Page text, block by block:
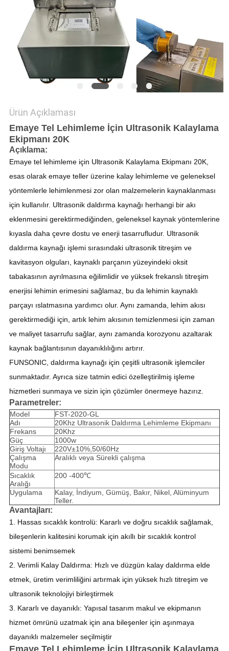
Ürün Açıklaması
Emaye Tel Lehimleme İçin Ultrasonik Kalaylama
Ekipmanı 20K
Açıklama:
Emaye tel lehimleme için Ultrasonik Kalaylama Ekipmanı 20K,
esas olarak emaye teller üzerine kalay lehimleme ve geleneksel
yöntemlerle lehimlenmesi zor olan malzemelerin kaynaklanması
için kullanılır. Ultrasonik daldırma kaynağı herhangi bir akı
eklenmesini gerektirmediğinden, geleneksel kaynak yöntemlerine
kıyasla daha çevre dostu ve enerji tasarrufludur. Ultrasonik
daldırma kaynağı işlemi sırasındaki ultrasonik titreşim ve
kavitasyon olguları, kaynaklı parçanın yüzeyindeki oksit
tabakasının ayrılmasına eğilimlidir ve yüksek frekanslı titreşim
enerjisi lehimin erimesini sağlamaz, bu da lehimin kaynaklı
parçayı ıslatmasına yardımcı olur. Aynı zamanda, lehim akısı
gerektirmediği için, artık lehim akısının temizlenmesi için zaman
ve maliyet tasarrufu sağlar, aynı zamanda korozyonu azaltarak
kaynak bağlantısının dayanıklılığını artırır.
FUNSONIC, daldırma kaynağı için çeşitli ultrasonik işlemciler
sunmaktadır. Ayrıca size tatmin edici özelleştirilmiş işleme
hizmetleri sunmaya ve sizin için çözümler önermeye hazırız.
Parametreler:
Model
FST-2020-GL
Adı
20Khz Ultrasonik Daldırma Lehimleme Ekipmanı
Frekans
20Khz
Güç
1000w
Giriş Voltajı
220V±10%,50/60Hz
Çalışma
Modu
Aralıklı veya Sürekli çalışma
Sıcaklık
Aralığı
200 -400℃
Uygulama
Kalay, İndiyum, Gümüş, Bakır, Nikel, Alüminyum
Teller.
Avantajları:
1. Hassas sıcaklık kontrolü: Kararlı ve doğru sıcaklık sağlamak,
bileşenlerin kalitesini korumak için akıllı bir sıcaklık kontrol
sistemi benimsemek
2. Verimli Kalay Daldırma: Hızlı ve düzgün kalay daldırma elde
etmek, üretim verimliliğini artırmak için yüksek hızlı titreşim ve
ultrasonik teknolojiyi birleştirmek
3. Kararlı ve dayanıklı: Yapısal tasarım makul ve ekipmanın
hizmet ömrünü uzatmak için ana bileşenler için aşınmaya
dayanıklı malzemeler seçilmiştir